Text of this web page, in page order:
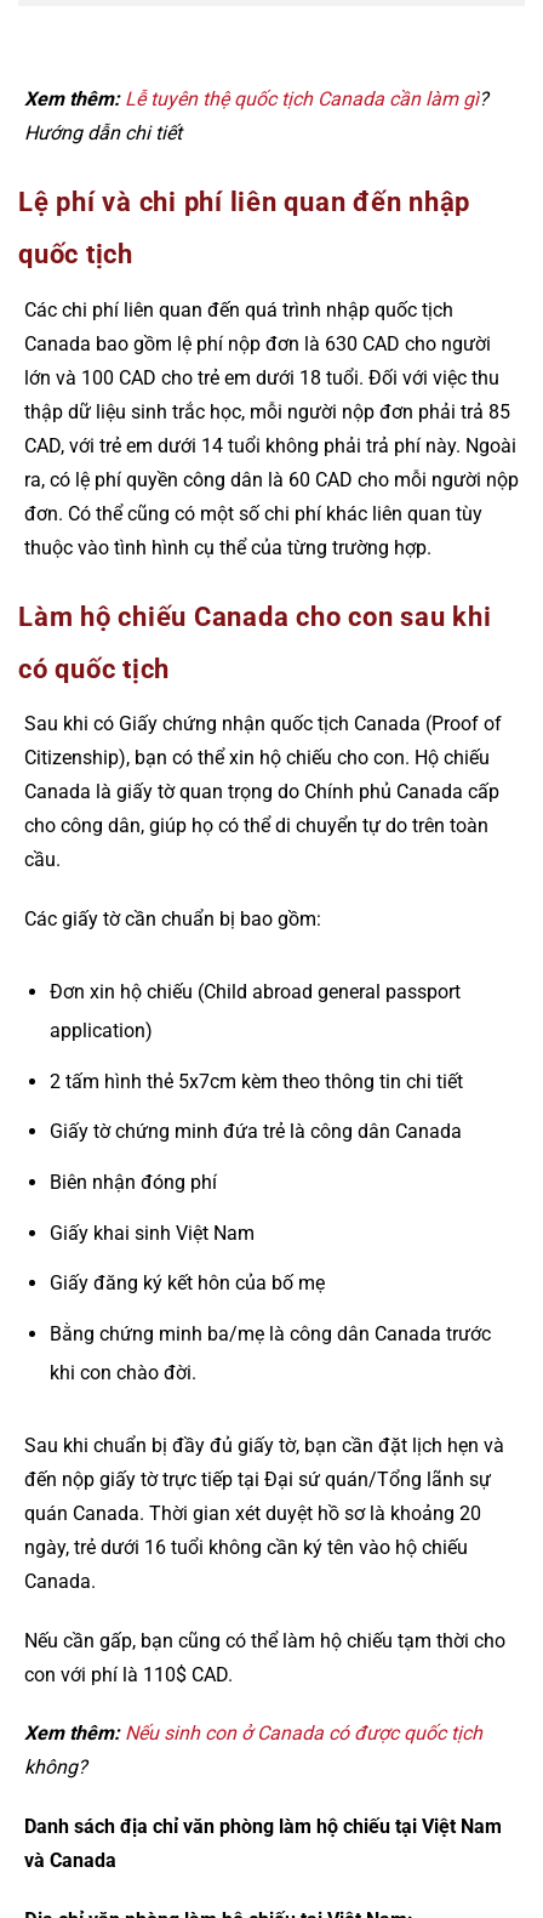
Xem thêm: Lễ tuyên thệ quốc tịch Canada cần làm gì?
Hướng dẫn chi tiết
Lệ phí và chi phí liên quan đến nhập
quốc tịch
Các chi phí liên quan đến quá trình nhập quốc tịch
Canada bao gồm lệ phí nộp đơn là 630 CAD cho người
lớn và 100 CAD cho trẻ em dưới 18 tuổi. Đối với việc thu
thập dữ liệu sinh trắc học, mỗi người nộp đơn phải trả 85
CAD, với trẻ em dưới 14 tuổi không phải trả phí này. Ngoài
ra, có lệ phí quyền công dân là 60 CAD cho mỗi người nộp
đơn. Có thể cũng có một số chi phí khác liên quan tùy
thuộc vào tình hình cụ thể của từng trường hợp.
Làm hộ chiếu Canada cho con sau khi
có quốc tịch
Sau khi có Giấy chứng nhận quốc tịch Canada (Proof of
Citizenship), bạn có thể xin hộ chiếu cho con. Hộ chiếu
Canada là giấy tờ quan trọng do Chính phủ Canada cấp
cho công dân, giúp họ có thể di chuyển tự do trên toàn
cầu.
Các giấy tờ cần chuẩn bị bao gồm:
Đơn xin hộ chiếu (Child abroad general passport
application)
2 tấm hình thẻ 5x7cm kèm theo thông tin chi tiết
Giấy tờ chứng minh đứa trẻ là công dân Canada
Biên nhận đóng phí
Giấy khai sinh Việt Nam
Giấy đăng ký kết hôn của bố mẹ
Bằng chứng minh ba/mẹ là công dân Canada trước
khi con chào đời.
Sau khi chuẩn bị đầy đủ giấy tờ, bạn cần đặt lịch hẹn và
đến nộp giấy tờ trực tiếp tại Đại sứ quán/Tổng lãnh sự
quán Canada. Thời gian xét duyệt hồ sơ là khoảng 20
ngày, trẻ dưới 16 tuổi không cần ký tên vào hộ chiếu
Canada.
Nếu cần gấp, bạn cũng có thể làm hộ chiếu tạm thời cho
con với phí là 110$ CAD.
Xem thêm: Nếu sinh con ở Canada có được quốc tịch
không?
Danh sách địa chỉ văn phòng làm hộ chiếu tại Việt Nam
và Canada